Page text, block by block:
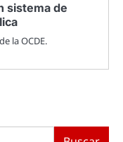
sistema de
la OCDE.